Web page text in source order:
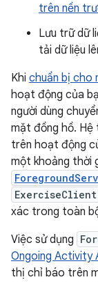
trên nền
Lưu trữ dữ
tải dữ liệu
Khi chuẩn bị cho
hoạt động của
người dùng
mặt đồng hồ.
trên hoạt động
một khoảng thời
ExerciseClient
xác trong toàn
Việc sử dụng
Ongoing Activity
thị chỉ báo trên